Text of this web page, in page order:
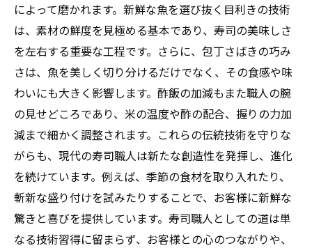
によって磨かれます。新鮮な魚を選び抜く目利きの技術
は、素材の鮮度を見極める基本であり、寿司の美味しさ
を左右する重要な工程です。さらに、包丁さばきの巧み
さは、魚を美しく切り分けるだけでなく、その食感や味
わいにも大きく影響します。酢飯の加減もまた職人の腕
の見せどころであり、米の温度や酢の配合、握りの力加
減まで細かく調整されます。これらの伝統技術を守りな
がらも、現代の寿司職人は新たな創造性を発揮し、進化
を続けています。例えば、季節の食材を取り入れたり、
斬新な盛り付けを試みたりすることで、お客様に新鮮な
驚きと喜びを提供しています。寿司職人としての道は単
なる技術習得に留まらず、お客様との心のつながりや、